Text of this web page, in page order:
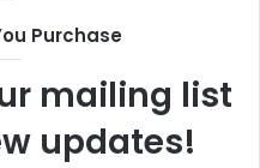
Purchase
mailing list
updates!